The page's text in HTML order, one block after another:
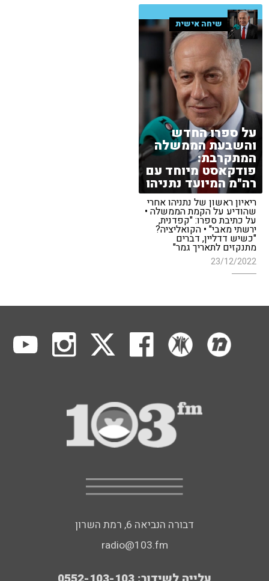
שיחה אישית
על ספרו החדש
והשבעת הממשלה
המתקרבת:
פודקאסט מיוחד עם
רה"מ המיועד נתניהו
ריאיון ראשון של נתניהו אחרי
שהודיע על הקמת הממשלה •
על כתיבת ספרו: "קפדנית,
ירשתי מאבי" • הקואליציה?
"כשיש דדליין, דברים
מתנקזים לתאריך גמר"
23/12/2022
דבורה הנביאה 6, רמת השרון
radio@103.fm